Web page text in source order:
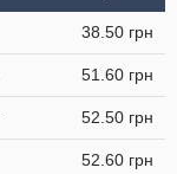
38.50 грн
51.60 грн
52.50 грн
52.60 грн